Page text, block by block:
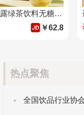
达亦多（DyDo）玉露绿茶饮料无糖茶饮料0糖0脂0卡 600ml*15瓶 整箱
￥62.8
热点聚焦
全国饮品行业协